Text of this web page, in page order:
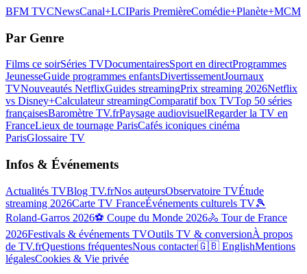
BFM TVCNewsCanal+LCIParis PremièreComédie+Planète+MCM
Par Genre
Films ce soirSéries TVDocumentairesSport en directProgrammes
JeunesseGuide programmes enfantsDivertissementJournaux
TVNouveautés NetflixGuides streamingPrix streaming 2026Netflix
vs Disney+Calculateur streamingComparatif box TVTop 50 séries
françaisesBaromètre TV.frPaysage audiovisuelRegarder la TV en
FranceLieux de tournage ParisCafés iconiques cinéma
ParisGlossaire TV
Infos & Événements
Actualités TVBlog TV.frNos auteursObservatoire TVÉtude
streaming 2026Carte TV FranceÉvénements culturels TV🎾
Roland-Garros 2026⚽ Coupe du Monde 2026🚴 Tour de France
2026Festivals & événements TVOutils TV & conversionÀ propos
de TV.frQuestions fréquentesNous contacter🇬🇧 EnglishMentions
légalesCookies & Vie privée